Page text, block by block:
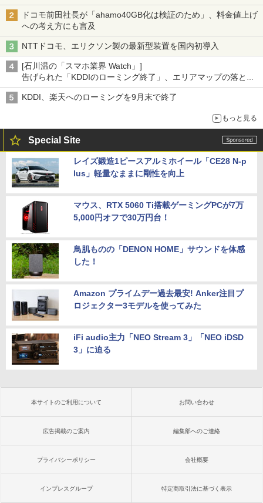
ドコモ前田社長が「ahamo40GB化は検証のため」、料金値上げ
への考え方にも言及
NTTドコモ、エリクソン製の最新型装置を国内初導入
[石川温の「スマホ業界 Watch」]
告げられた「KDDIのローミング終了」、エリアマップの落とし
穴と楽天モバイルの課題
KDDI、楽天へのローミングを9月末で終了
もっと見る
Special Site
レイズ鍛造1ピースアルミホイール「CE28 N-p
lus」軽量なままに剛性を向上
マウス、RTX 5060 Ti搭載ゲーミングPCが7万
5,000円オフで30万円台！
鳥肌ものの「DENON HOME」サウンドを体感
した！
Amazon プライムデー過去最安! Anker注目プ
ロジェクター3モデルを使ってみた
iFi audio主力「NEO Stream 3」「NEO iDSD
3」に迫る
本サイトのご利用について お問い合わせ
広告掲載のご案内 編集部へのご連絡
プライバシーポリシー 会社概要
インプレスグループ 特定商取引法に基づく表示